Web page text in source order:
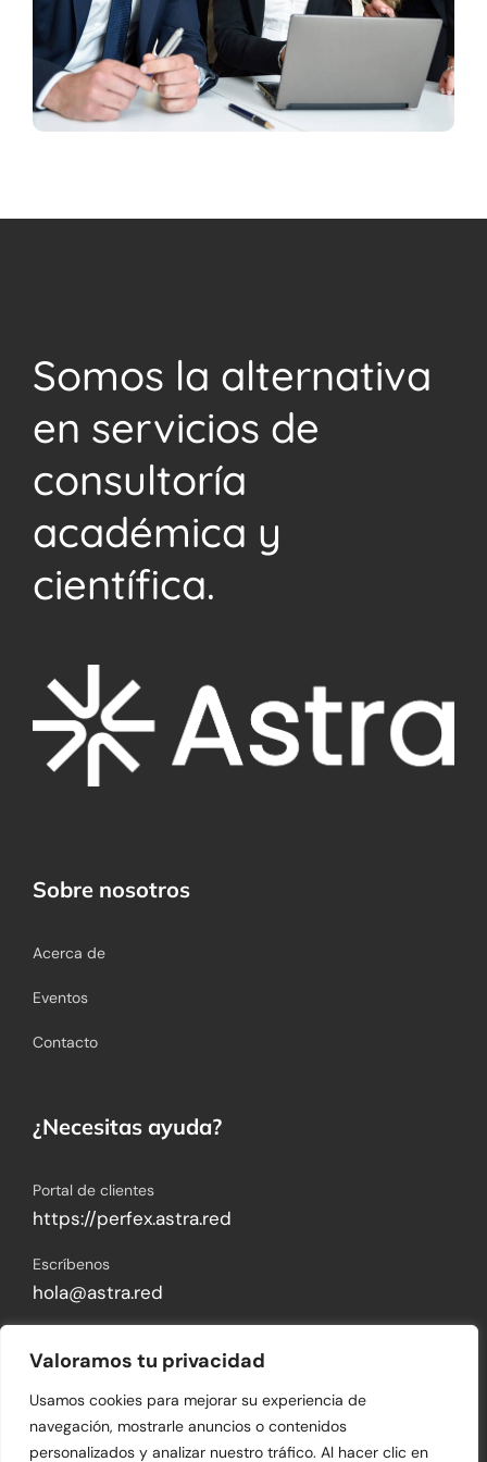
Valoramos tu privacidad
Usamos cookies para mejorar su experiencia de
navegación, mostrarle anuncios o contenidos
personalizados y analizar nuestro tráfico. Al hacer clic en
Somos la alternativa
en servicios de
consultoría
académica y
científica.
Sobre nosotros
Acerca de
Eventos
Contacto
¿Necesitas ayuda?
Portal de clientes
https://perfex.astra.red
Escríbenos
hola@astra.red
Blvd. Hermanos Serdán 773-Int. Piso 2, Colonia
San Rafael, C.P. 72029, Heroica Puebla de
Zaragoza, Puebla, México.